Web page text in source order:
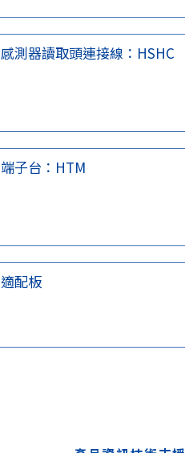
感測器讀取頭連接線：HSHC
端子台：HTM
適配板